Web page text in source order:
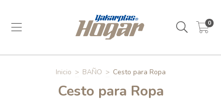
0
Inicio > BAÑO > Cesto para Ropa
Cesto para Ropa